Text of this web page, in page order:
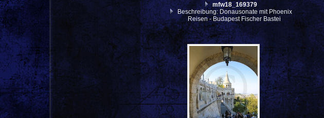
mfw18_169379
Beschreibung: Donausonate mit Phoenix
Reisen - Budapest Fischer Bastei